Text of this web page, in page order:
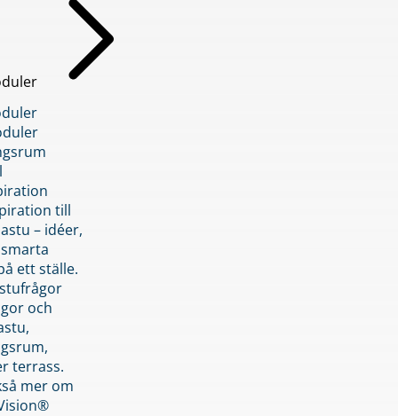
till
– idéer,
ett ställe.
och
terrass.
mer om